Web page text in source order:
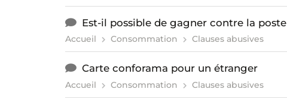
Est-il possible de gagner contre la
Accueil Consommation Clauses abusives
Carte conforama pour un étranger
Accueil Consommation Clauses abusives